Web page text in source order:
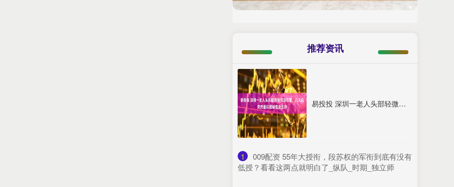
推荐资讯
易投投 深圳一老人头部轻微摔伤没在意，几天后突然意识模糊危及生命
1
​009配资 55年大授衔，段苏权的军衔到底有没有
低授？看看这两点就明白了_纵队_时期_独立师